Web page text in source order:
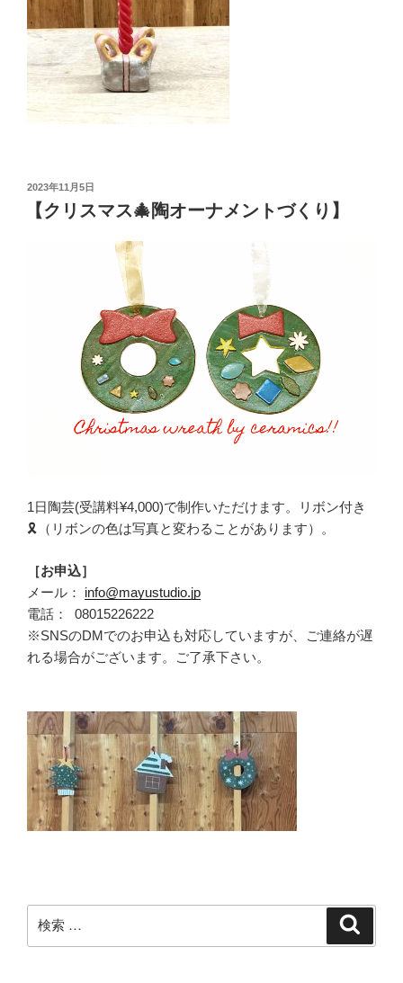
投
日:
2023年11月5日
【クリスマス🎄陶オーナメントづくり】
1日陶芸(受講料¥4,000)で制作いただけます。リボン付き
🎗️（リボンの色は写真と変わることがあります）。
［お申込］
メール： info@mayustudio.jp
電話： 08015226222
※SNSのDMでのお申込も対応していますが、ご連絡が遅
れる場合がございます。ご了承下さい。
索: